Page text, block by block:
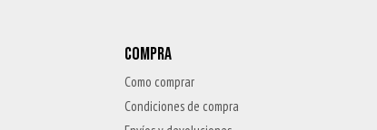
COMPRA
Como comprar
Condiciones de compra